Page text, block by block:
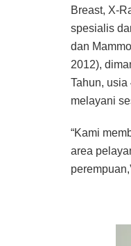
Breast, X-
spesialis
dan
2012),
Tahun, usia
melayani
“Kami
area